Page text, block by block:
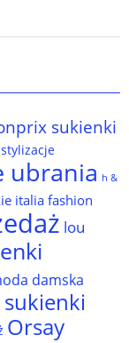
sukienki
ubrania h &
italia fashion
lou
damska
Orsay